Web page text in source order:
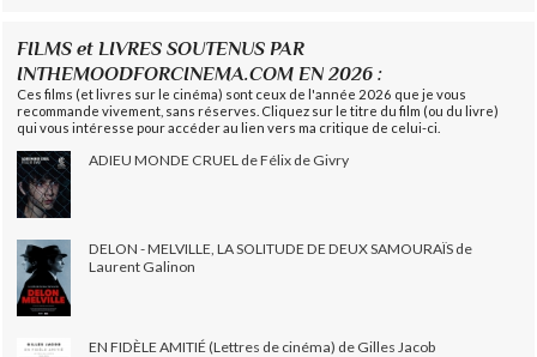
FILMS et LIVRES SOUTENUS PAR
INTHEMOODFORCINEMA.COM EN 2026 :
Ces films (et livres sur le cinéma) sont ceux de l'année 2026 que je vous
recommande vivement, sans réserves. Cliquez sur le titre du film (ou du livre)
qui vous intéresse pour accéder au lien vers ma critique de celui-ci.
ADIEU MONDE CRUEL de Félix de Givry
DELON - MELVILLE, LA SOLITUDE DE DEUX SAMOURAÏS de
Laurent Galinon
EN FIDÈLE AMITIÉ (Lettres de cinéma) de Gilles Jacob